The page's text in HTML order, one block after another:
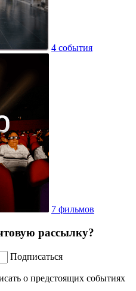
4 события
7 фильмов
рассылку?
Подписаться
о предстоящих событиях